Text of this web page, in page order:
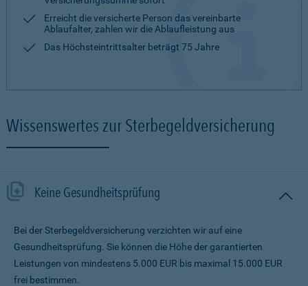
Erreicht die versicherte Person das vereinbarte
Ablaufalter, zahlen wir die Ablaufleistung aus
Das Höchsteintrittsalter beträgt 75 Jahre
Wissenswertes zur Sterbegeldversicherung
Keine Gesundheitsprüfung
Bei der Sterbegeldversicherung verzichten wir auf eine
Gesundheitsprüfung. Sie können die Höhe der garantierten
Leistungen von mindestens 5.000 EUR bis maximal 15.000 EUR
frei bestimmen.